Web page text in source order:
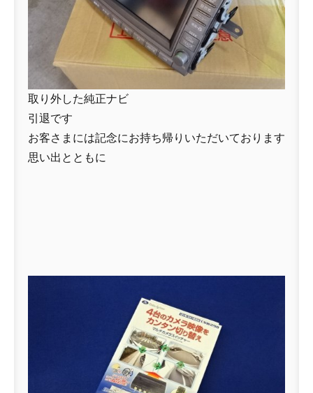
取り外した純正ナビ
引退です
お客さまには記念にお持ち帰りいただいております
思い出とともに